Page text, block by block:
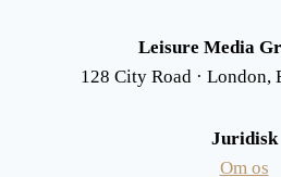
Leisure Media
128 City Road · London,
Juridisk
Om os